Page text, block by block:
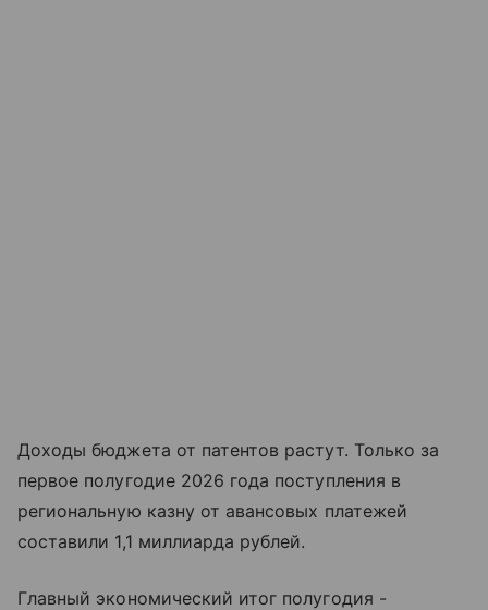
Доходы бюджета от патентов растут. Только за
первое полугодие 2026 года поступления в
региональную казну от авансовых платежей
составили 1,1 миллиарда рублей.
Главный экономический итог полугодия -